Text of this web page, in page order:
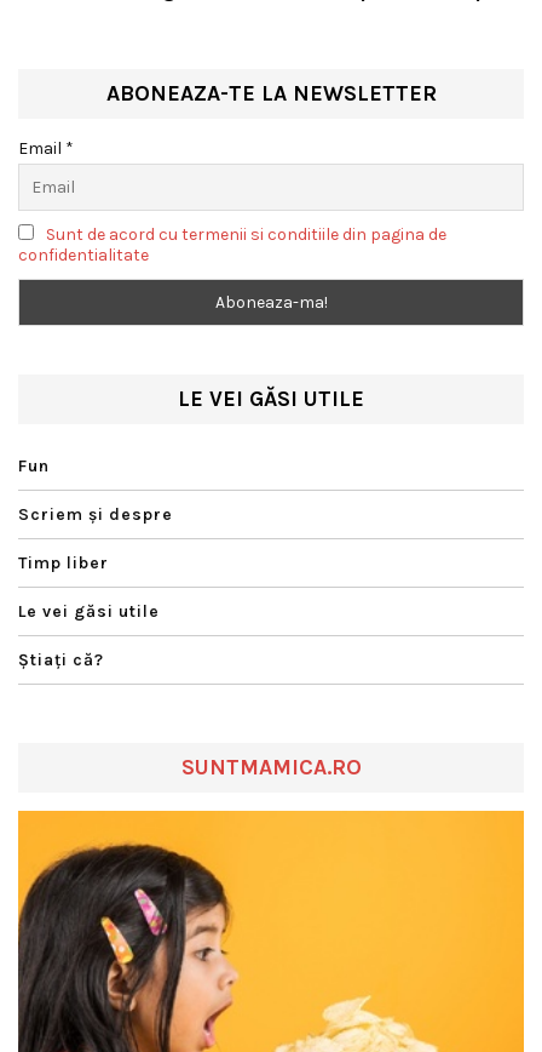
ABONEAZA-TE LA NEWSLETTER
Email *
Sunt de acord cu termenii si conditiile din pagina de
confidentialitate
LE VEI GĂSI UTILE
Fun
Scriem şi despre
Timp liber
Le vei găsi utile
Ştiaţi că?
SUNTMAMICA.RO